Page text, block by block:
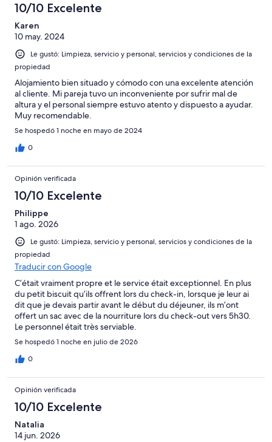
10/10 Excelente
Karen
10 may. 2024
Le gustó: Limpieza, servicio y personal, servicios y condiciones de la
propiedad
Alojamiento bien situado y cómodo con una excelente atención
al cliente. Mi pareja tuvo un inconveniente por sufrir mal de
altura y el personal siempre estuvo atento y dispuesto a ayudar.
Muy recomendable.
Se hospedó 1 noche en mayo de 2024
0
Opinión verificada
10/10 Excelente
Philippe
1 ago. 2026
Le gustó: Limpieza, servicio y personal, servicios y condiciones de la
propiedad
Traducir con Google
C’était vraiment propre et le service était exceptionnel. En plus
du petit biscuit qu’ils offrent lors du check-in, lorsque je leur ai
dit que je devais partir avant le début du déjeuner, ils m’ont
offert un sac avec de la nourriture lors du check-out vers 5h30.
Le personnel était très serviable.
Se hospedó 1 noche en julio de 2026
0
Opinión verificada
10/10 Excelente
Natalia
14 jun. 2026